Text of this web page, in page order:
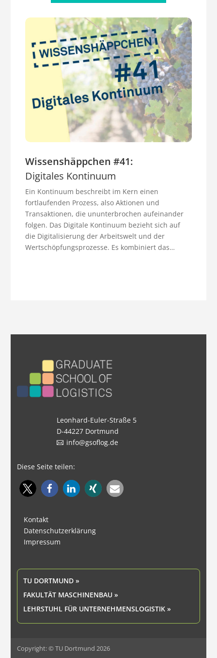
Wissenshäppchen #41:
Digitales Kontinuum
Ein Kontinuum beschreibt im Kern einen
fortlaufenden Prozess, also Aktionen und
Transaktionen, die ununterbrochen aufeinander
folgen. Das Digitale Kontinuum bezieht sich auf
die Digitalisierung der Arbeitswelt und der
Wertschöpfungsprozesse. Es kombiniert das…
Leonhard-Euler-Straße 5
D-44227 Dortmund
info@gsoflog.de
Diese Seite teilen:
Kontakt
Datenschutzerklärung
Impressum
TU DORTMUND »
FAKULTÄT MASCHINENBAU »
LEHRSTUHL FÜR UNTERNEHMENSLOGISTIK »
Copyright: © TU Dortmund 2026